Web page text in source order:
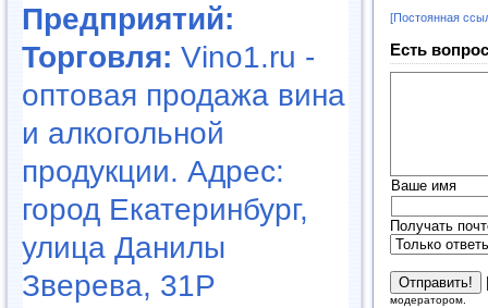
Предприятий:
Торговля: Vino1.ru -
оптовая продажа вина
и алкогольной
продукции. Адрес:
город Екатеринбург,
улица Данилы
Зверева, 31Р
[Постоянная
Есть
Ваше имя
Получать
модератором.